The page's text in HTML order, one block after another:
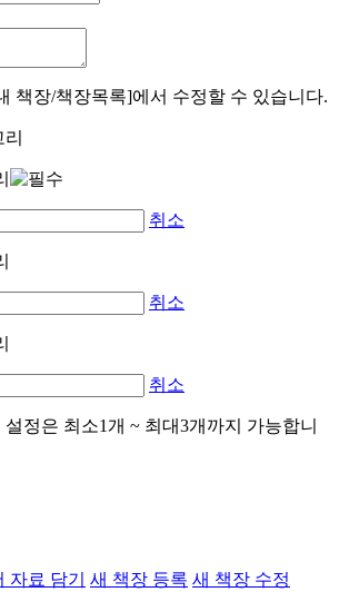
책장/책장목록]에서 수정할 수 있습니다.
취소
취소
취소
정은 최소1개 ~ 최대3개까지 가능합니
자료 담기 새 책장 등록 새 책장 수정